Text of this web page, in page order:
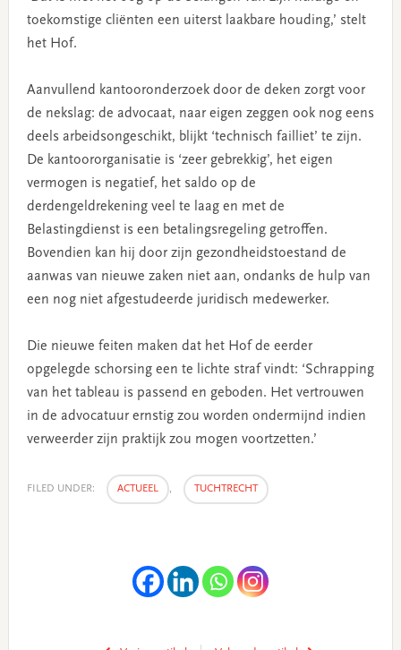
toekomstige cliënten een uiterst laakbare houding,’ stelt
het Hof.
Aanvullend kantooronderzoek door de deken zorgt voor
de nekslag: de advocaat, naar eigen zeggen ook nog eens
deels arbeidsongeschikt, blijkt ‘technisch failliet’ te zijn.
De kantoororganisatie is ‘zeer gebrekkig’, het eigen
vermogen is negatief, het saldo op de
derdengeldrekening veel te laag en met de
Belastingdienst is een betalingsregeling getroffen.
Bovendien kan hij door zijn gezondheidstoestand de
aanwas van nieuwe zaken niet aan, ondanks de hulp van
een nog niet afgestudeerde juridisch medewerker.
Die nieuwe feiten maken dat het Hof de eerder
opgelegde schorsing een te lichte straf vindt: ‘Schrapping
van het tableau is passend en geboden. Het vertrouwen
in de advocatuur ernstig zou worden ondermijnd indien
verweerder zijn praktijk zou mogen voortzetten.’
FILED UNDER: ACTUEEL , TUCHTRECHT